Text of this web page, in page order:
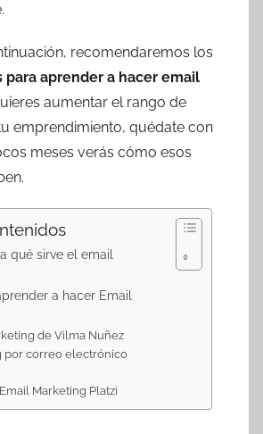
recomendaremos los
para aprender a hacer email
aumentar el rango de
emprendimiento, quédate con
meses verás cómo esos
qué sirve el email
a hacer Email
de Vilma Nuñez
por correo electrónico
Marketing Platzi